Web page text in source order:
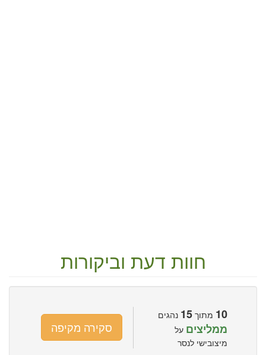
חוות דעת וביקורות
10 מתוך 15 נהגים
ממליצים על
מיצובישי לנסר
סקירה מקיפה